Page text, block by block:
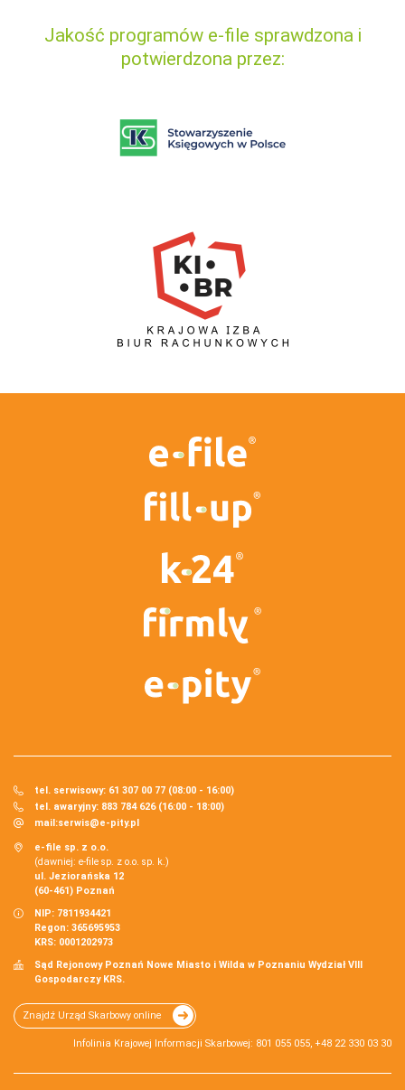
Jakość programów e-file sprawdzona i
potwierdzona przez:
tel. serwisowy: 61 307 00 77 (08:00 - 16:00)
tel. awaryjny: 883 784 626 (16:00 - 18:00)
mail:serwis@e-pity.pl
e-file sp. z o.o.
(dawniej: e-file sp. z o.o. sp. k.)
ul. Jeziorańska 12
(60-461) Poznań
NIP: 7811934421
Regon: 365695953
KRS: 0001202973
Sąd Rejonowy Poznań Nowe Miasto i Wilda w Poznaniu Wydział VIII
Gospodarczy KRS.
Znajdź Urząd Skarbowy online
Infolinia Krajowej Informacji Skarbowej: 801 055 055, +48 22 330 03 30